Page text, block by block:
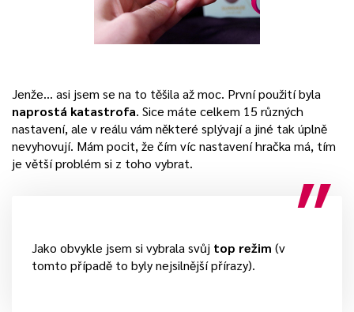
Jenže… asi jsem se na to těšila až moc. První použití byla
naprostá katastrofa. Sice máte celkem 15 různých
nastavení, ale v reálu vám některé splývají a jiné tak úplně
nevyhovují. Mám pocit, že čím víc nastavení hračka má, tím
je větší problém si z toho vybrat.
Jako obvykle jsem si vybrala svůj top režim (v
tomto případě to byly nejsilnější přírazy).